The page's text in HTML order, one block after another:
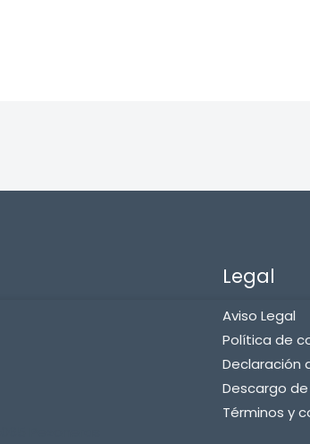
Legal
Aviso Legal
Política de
Declaración
Descargo
Términos y